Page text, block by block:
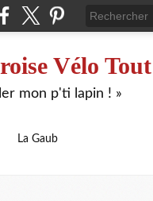
Vélo
mon p'ti lapin ! »
La Gaub